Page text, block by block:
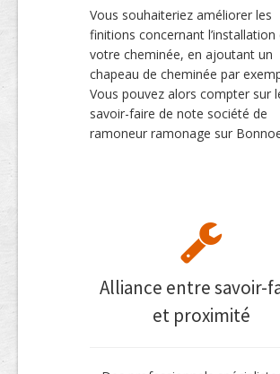
Vous souhaiteriez améliorer les
finitions concernant l’installation
votre cheminée, en ajoutant un
chapeau de cheminée par
Vous pouvez alors compter sur
savoir-faire de note société de
ramoneur ramonage sur
Alliance entre savoir-
et proximité